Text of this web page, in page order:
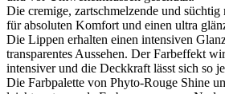
Die cremige, zartschmelzende und süchtig
für absoluten Komfort und einen ultra
Die Lippen erhalten einen intensiven
transparentes Aussehen. Der Farbeffekt
intensiver und die Deckkraft lässt sich so
Die Farbpalette von Phyto-Rouge Shine